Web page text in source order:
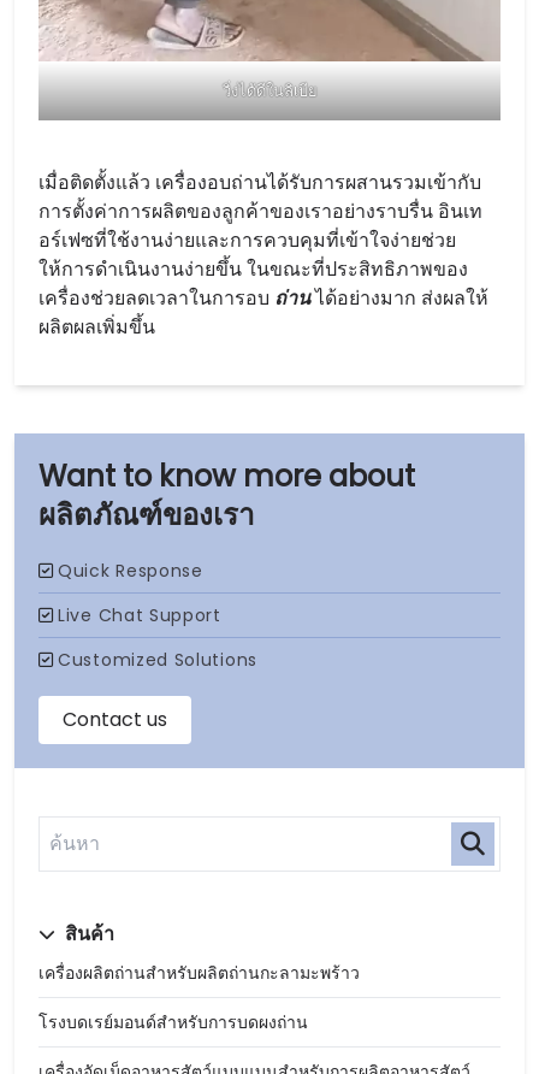
ผลิตภัณฑ์ของเรา
สินค้า
เครื่องผลิตถ่านสำหรับผลิตถ่านกะลามะพร้าว
โรงบดเรย์มอนด์สำหรับการบดผงถ่าน
วิ่งได้ดีในลิเบีย
เมื่อติดตั้งแล้ว เครื่องอบถ่านได้รับการผสานรวมเข้ากับ
การตั้งค่าการผลิตของลูกค้าของเราอย่างราบรื่น อินเท
อร์เฟซที่ใช้งานง่ายและการควบคุมที่เข้าใจง่ายช่วย
ให้การดำเนินงานง่ายขึ้น ในขณะที่ประสิทธิภาพของ
เครื่องช่วยลดเวลาในการอบ ถ่านได้อย่างมาก ส่งผลให้
ผลิตผลเพิ่มขึ้น